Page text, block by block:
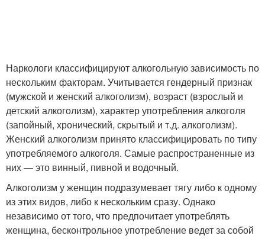
Наркологи классифицируют алкогольную зависимость по
нескольким факторам. Учитывается гендерный признак
(мужской и женский алкоголизм), возраст (взрослый и
детский алкоголизм), характер употребления алкоголя
(запойный, хронический, скрытый и т.д. алкоголизм).
Женский алкоголизм принято классифицировать по типу
употребляемого алкоголя. Самые распространенные из
них — это винный, пивной и водочный.
Алкоголизм у женщин подразумевает тягу либо к одному
из этих видов, либо к нескольким сразу. Однако
независимо от того, что предпочитает употреблять
женщина, бесконтрольное употребление ведет за собой